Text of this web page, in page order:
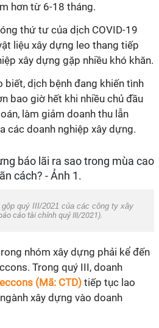
hơn từ 6-18 tháng.
thứ tư của dịch COVID-19
liệu xây dựng leo thang tiếp
xây dựng gặp nhiều khó khăn.
biết, dịch bệnh đang khiến tình
bao giờ hết khi nhiều chủ đầu
làm giảm doanh thu lẫn
các doanh nghiệp xây dựng.
quý III/2021 của các công ty xây
cáo tài chính quý III/2021).
nhóm xây dựng phải kể đến
Trong quý III, doanh
(Mã: CTD) tiếp tục lao
xây dựng vào doanh